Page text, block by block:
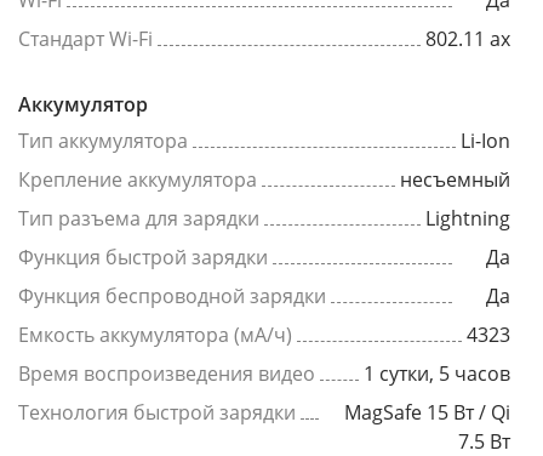
Стандарт Wi-Fi
802.11 ax
Аккумулятор
Тип аккумулятора
Li-Ion
Крепление аккумулятора
несъемный
Тип разъема для зарядки
Lightning
Функция быстрой зарядки
Да
Функция беспроводной зарядки
Да
Емкость аккумулятора (мА/ч)
4323
Время воспроизведения видео
1 сутки, 5 часов
Технология быстрой зарядки
MagSafe 15 Вт / Qi
7.5 Вт